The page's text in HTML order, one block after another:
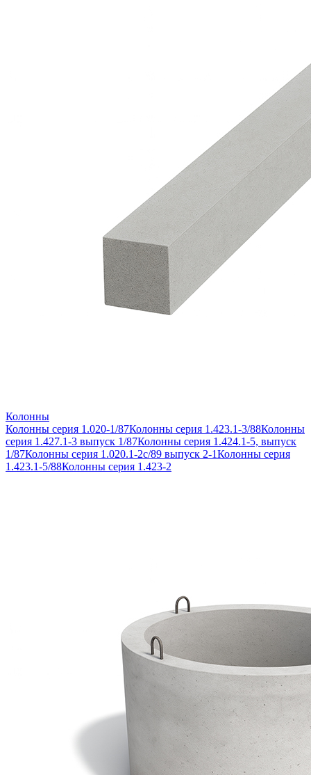
Колонны
Колонны серия 1.020-1/87Колонны серия 1.423.1-3/88Колонны
серия 1.427.1-3 выпуск 1/87Колонны серия 1.424.1-5, выпуск
1/87Колонны серия 1.020.1-2с/89 выпуск 2-1Колонны серия
1.423.1-5/88Колонны серия 1.423-2